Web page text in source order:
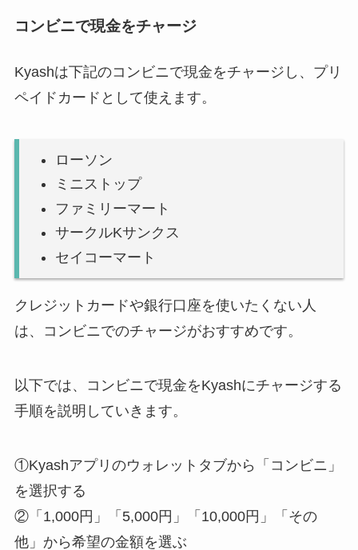
コンビニで現金をチャージ
Kyashは下記のコンビニで現金をチャージし、プリ
ペイドカードとして使えます。
ローソン
ミニストップ
ファミリーマート
サークルKサンクス
セイコーマート
クレジットカードや銀行口座を使いたくない人
は、コンビニでのチャージがおすすめです。
以下では、コンビニで現金をKyashにチャージする
手順を説明していきます。
①Kyashアプリのウォレットタブから「コンビニ」
を選択する
②「1,000円」「5,000円」「10,000円」「その
他」から希望の金額を選ぶ